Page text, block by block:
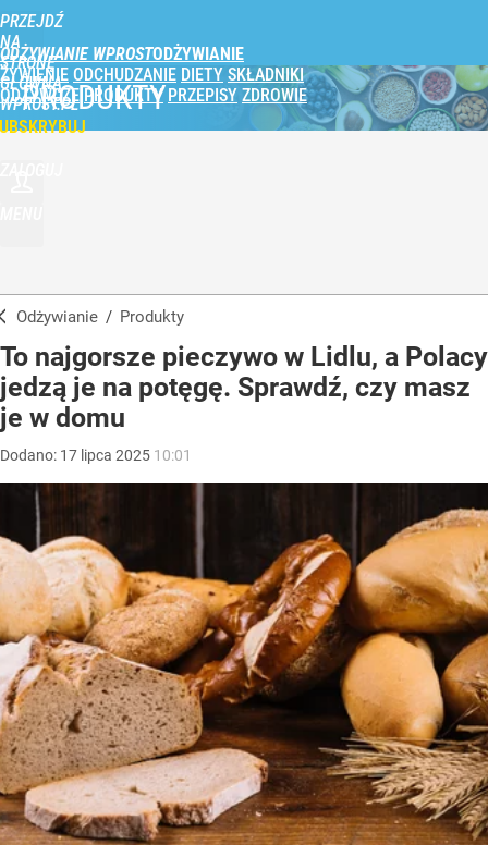
PRZEJDŹ
NA
STRONĘ
GŁÓWNĄ
WPROST.PL
ODŻYWIANIE WPROST
ŻYWIENIE ODCHUDZANIE DIETY SKŁADNIKI
ODŻYWCZE PRODUKTY PRZEPISY ZDROWIE
PRODUKTY
Odżywianie / Produkty
To najgorsze pieczywo w Lidlu, a Polacy
jedzą je na potęgę. Sprawdź, czy masz
je w domu
Dodano: 17 lipca 2025 10:01